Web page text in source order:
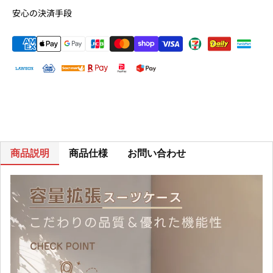
安心の決済手段
商品説明 商品仕様 お問い合わせ